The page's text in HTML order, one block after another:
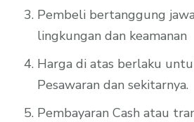
Pembeli bertanggung
lingkungan dan keamanan
Harga di atas berlaku
Pesawaran dan sekitarnya.
Pembayaran Cash atau